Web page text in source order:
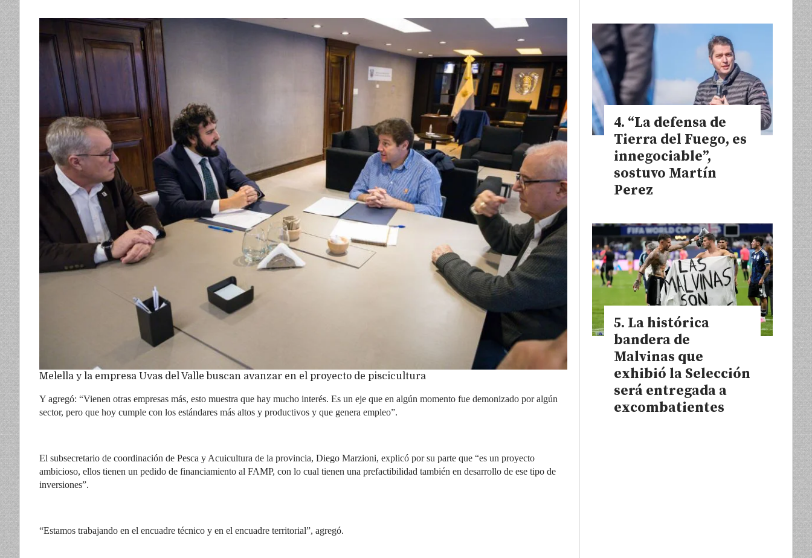
Melella y la empresa Uvas del Valle buscan avanzar en el proyecto de piscicultura
Y agregó: “Vienen otras empresas más, esto muestra que hay mucho interés. Es un eje que en algún momento fue demonizado por algún
sector, pero que hoy cumple con los estándares más altos y productivos y que genera empleo”.
El subsecretario de coordinación de Pesca y Acuicultura de la provincia, Diego Marzioni, explicó por su parte que “es un proyecto
ambicioso, ellos tienen un pedido de financiamiento al FAMP, con lo cual tienen una prefactibilidad también en desarrollo de ese tipo de
inversiones”.
“Estamos trabajando en el encuadre técnico y en el encuadre territorial”, agregó.
“La defensa de
Tierra del Fuego, es
innegociable”,
sostuvo Martín
Perez
La histórica
bandera de
Malvinas que
exhibió la Selección
será entregada a
excombatientes